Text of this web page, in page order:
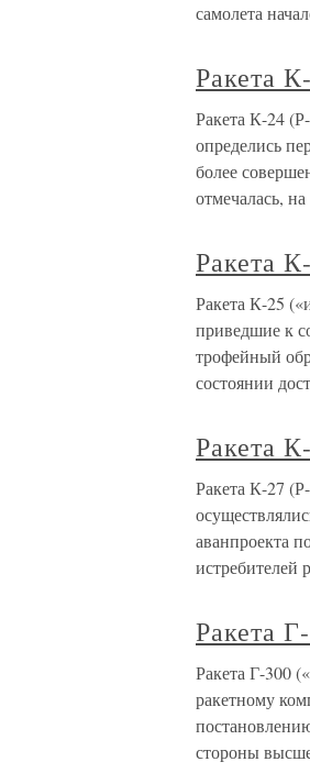
самолета
Ракета
Ракета К-24
определись
более
отмечалась,
Ракета
Ракета К-25
приведшие к
трофейный
состоянии
Ракета
Ракета К-27
аванпроекта
истребителей
Ракета
Ракета Г-300
ракетному
стороны